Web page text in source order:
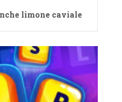
limone caviale